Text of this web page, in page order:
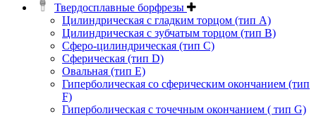
Твердосплавные борфрезы
Цилиндрическая с гладким торцом (тип А)
Цилиндрическая с зубчатым торцом (тип В)
Сферо-цилиндрическая (тип С)
Сферическая (тип D)
Овальная (тип Е)
Гиперболическая со сферическим окончанием (тип
F)
Гиперболическая с точечным окончанием ( тип G)